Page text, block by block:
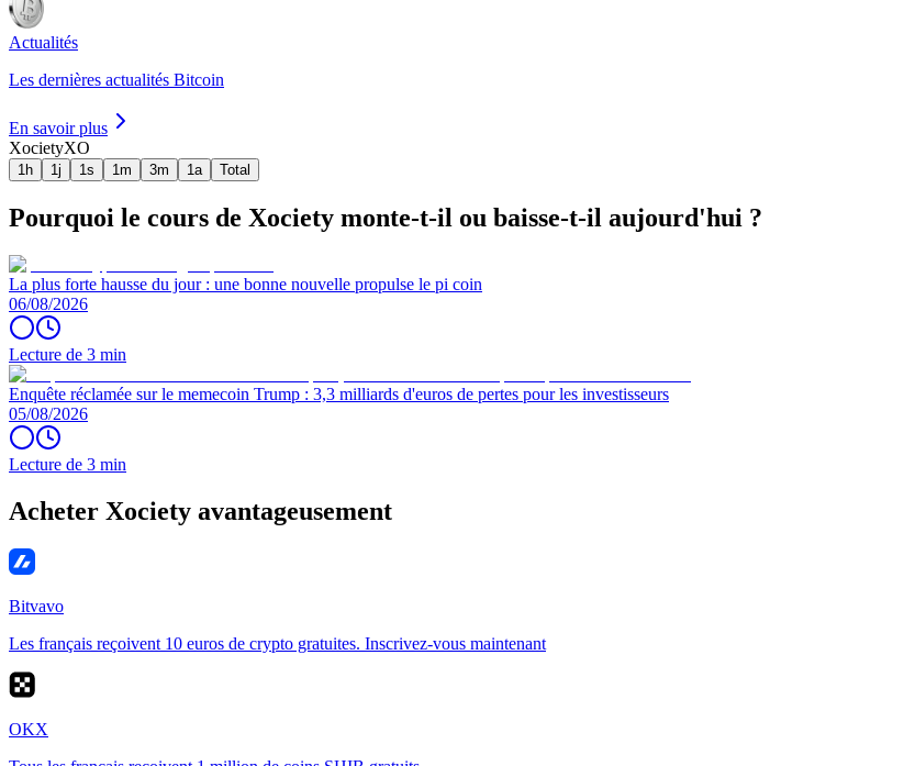
Actualités
Les dernières actualités Bitcoin
En savoir plus
XocietyXO
1h 1j 1s 1m 3m 1a Total
Pourquoi le cours de Xociety monte-t-il ou baisse-t-il aujourd'hui ?
La plus forte hausse du jour : une bonne nouvelle propulse le pi coin
06/08/2026
Lecture de 3 min
Enquête réclamée sur le memecoin Trump : 3,3 milliards d'euros de pertes pour les investisseurs
05/08/2026
Lecture de 3 min
Acheter Xociety avantageusement
Bitvavo
Les français reçoivent 10 euros de crypto gratuites. Inscrivez-vous maintenant
OKX